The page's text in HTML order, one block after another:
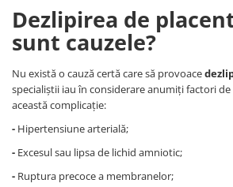
Covorase ortopedice senzoriale
Cuburi magnetice JollyHeap®
Rechizite scolare
LEGO
Covorase de joaca
Dezlipirea de
sunt cauzele?
Nu există o cauză certă care să provoace
specialiștii iau în considerare anumiți factori
această complicație:
- Hipertensiune arterială;
- Excesul sau lipsa de lichid amniotic;
- Ruptura precoce a membranelor;